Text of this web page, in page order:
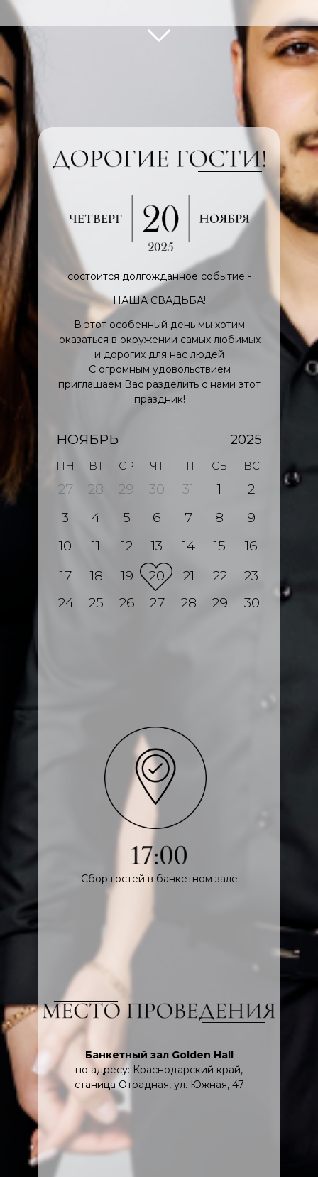
состоится долгожданное событие -
В этот особенный день мы хотим
оказаться в окружении самых любимых
и дорогих для нас людей
С огромным удовольствием
приглашаем Вас разделить с нами этот
праздник!
НАША СВАДЬБА!
Банкетный зал Golden Hall
по адресу: Краснодарский край,
станица Отрадная, ул. Южная, 47
4
НОЯБРЬ
28
2025
26
3
ПН
Cбор гостей в банкетном зале
27
27
ВС
СБ
ПТ
ЧТ
СР
ВТ
30
29
29
11
30
5
28
6 7 8
9
10
18
12 13 14 15
16
17
25
19 20 21 22
23
24
31 1 2